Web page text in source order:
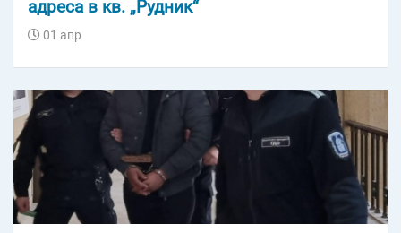
адреса в кв. „Рудник“
01 апр